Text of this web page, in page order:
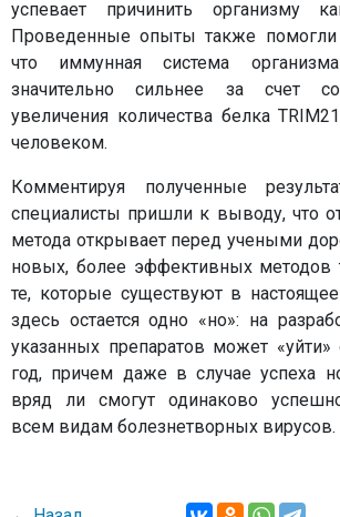
успевает причинить организму
Проведенные опыты также помогли
что иммунная система
значительно сильнее за счет
увеличения количества белка
человеком.
Комментируя полученные
специалисты пришли к выводу, что
метода открывает перед учеными
новых, более эффективных методов
те, которые существуют в
здесь остается одно «но»: на
указанных препаратов может
год, причем даже в случае успеха
вряд ли смогут одинаково
всем видам болезнетворных вирусов.